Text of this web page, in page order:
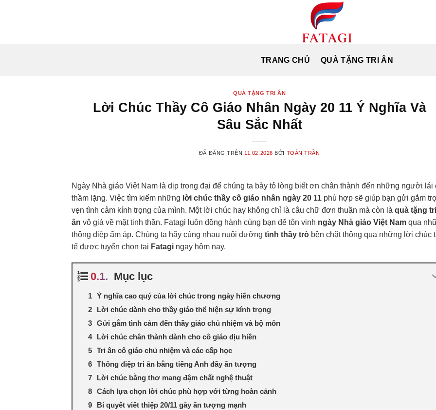
TRANG CHỦ QUÀ TẶNG TRI ÂN
QUÀ TẶNG TRI ÂN
Lời Chúc Thầy Cô Giáo Nhân Ngày 20 11 Ý Nghĩa Và
Sâu Sắc Nhất
ĐÃ ĐĂNG TRÊN 11.02.2026 BỞI TOÀN TRẦN
Ngày Nhà giáo Việt Nam là dịp trọng đại để chúng ta bày tỏ lòng biết ơn chân thành đến những người lái
thầm lặng. Việc tìm kiếm những lời chúc thầy cô giáo nhân ngày 20 11 phù hợp sẽ giúp bạn gửi gắm
vẹn tình cảm kính trọng của mình. Một lời chúc hay không chỉ là câu chữ đơn thuần mà còn là quà tặng tri
ân vô giá về mặt tinh thần. Fatagi luôn đồng hành cùng bạn để tôn vinh ngày Nhà giáo Việt Nam qua
thông điệp ấm áp. Chúng ta hãy cùng nhau nuôi dưỡng tình thầy trò bền chặt thông qua những lời chúc
tế được tuyển chọn tại Fatagi ngay hôm nay.
Mục lục
Ý nghĩa cao quý của lời chúc trong ngày hiến chương
Lời chúc dành cho thầy giáo thể hiện sự kính trọng
Gửi gắm tình cảm đến thầy giáo chủ nhiệm và bộ môn
Lời chúc chân thành dành cho cô giáo dịu hiền
Tri ân cô giáo chủ nhiệm và các cấp học
Thông điệp tri ân bằng tiếng Anh đầy ấn tượng
Lời chúc bằng thơ mang đậm chất nghệ thuật
Cách lựa chọn lời chúc phù hợp với từng hoàn cảnh
Bí quyết viết thiệp 20/11 gây ấn tượng mạnh